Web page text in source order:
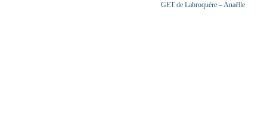
GET de Labroquère – Anaëlle